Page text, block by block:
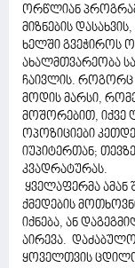
ორწლიან
მიზნების
ხელში გვეჭიროს
ახალმთვარეობა
ჩაივლის. როგორც
მოდის მარსი,
მოშორებით, იქვე
ოპოზიციები
იუპიტერთან;
კვადრატურას.
ყველაფერმა ამან
ქმედების
იქნება, ან
აირევა.
ყოველთვის